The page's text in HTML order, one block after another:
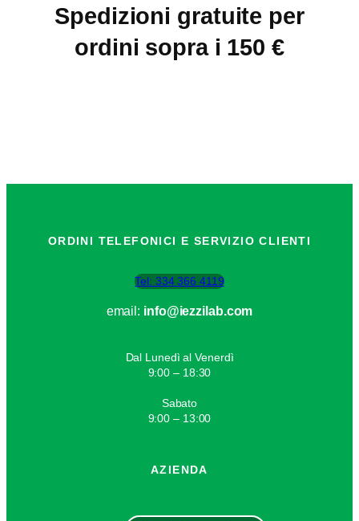
Spedizioni gratuite per
ordini sopra i 150 €
ORDINI TELEFONICI E SERVIZIO CLIENTI
Tel: 334 366 4119
email: info@iezzilab.com
Dal Lunedì al Venerdì
9:00 – 18:30
Sabato
9:00 – 13:00
AZIENDA